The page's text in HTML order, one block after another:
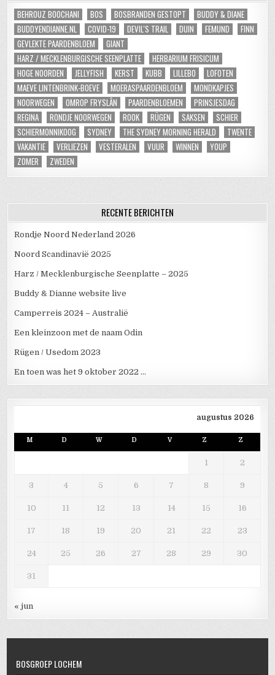
BEHROUZ BOOCHANI BOS BOSBRANDEN GESTOPT
BUDDY & DIANE
BUDDYENDIANNE.NL
COVID-19 DEVIL'S TRAIL DUIN FEMUND
FINN
GEVLEKTE PAARDENBLOEM
GIANT
HARZ / MECKLENBURGISCHE SEENPLATTE
HERBARIUM FRISICUM
HOGE NOORDEN
JELLYFISH KERST KUBB LILLEBO
LOFOTEN
MAEVE LINTENBRINK-BOEVE
MOERASPAARDENBLOEM
MONDKAPJES
NOORWEGEN
OMROP FRYSLÂN PAARDENBLOEMEN
PRINSJESDAG
REGINA
RONDJE NOORWEGEN ROOK RÜGEN SAKSEN
SCHIER
SCHIERMONNIKOOG
SYDNEY THE SYDNEY MORNING HERALD
TWENTE
VAKANTIE
VERLIEZEN VESTERALEN VUUR WINNEN
YOUP
ZOMER
ZWEDEN
RECENTE BERICHTEN
Rondje Noord Nederland 2026
Noord Scandinavië 2025
Harz / Mecklenburgische Seenplatte – 2025
Buddy & Dianne website live
Camperreis 2024 – Australië
Een kleinzoon met de naam Odin
Rügen / Usedom 2023
En toen was het 9 oktober 2022 …
augustus 2026
M D W D V Z Z
1 2
3 4 5 6 7 8 9
10 11 12 13 14 15 16
17 18 19 20 21 22 23
24 25 26 27 28 29 30
31
« jun
BOSGROEP LOCHEM